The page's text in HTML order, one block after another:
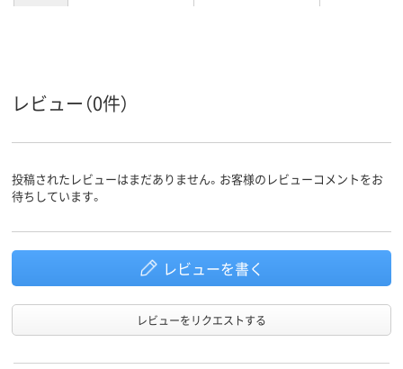
レビュー（0件）
投稿されたレビューはまだありません。お客様のレビューコメントをお
待ちしています。
レビューを書く
レビューをリクエストする